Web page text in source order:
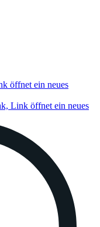
öffnet ein neues
Link öffnet ein neues